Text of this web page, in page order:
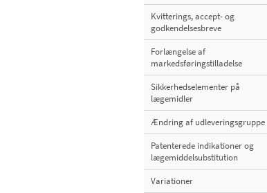
Kvitterings, accept- og
godkendelsesbreve
Forlængelse af
markedsføringstilladelse
Sikkerhedselementer på
lægemidler
Ændring af udleveringsgruppe
Patenterede indikationer og
lægemiddelsubstitution
Variationer